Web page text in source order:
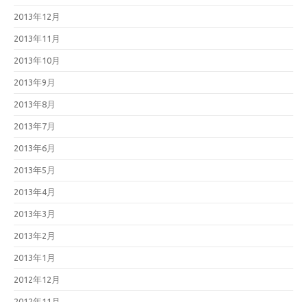
2013年12月
2013年11月
2013年10月
2013年9月
2013年8月
2013年7月
2013年6月
2013年5月
2013年4月
2013年3月
2013年2月
2013年1月
2012年12月